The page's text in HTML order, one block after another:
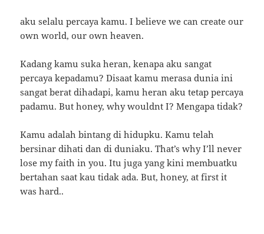
aku selalu percaya kamu. I believe we can create our
own world, our own heaven.
Kadang kamu suka heran, kenapa aku sangat
percaya kepadamu? Disaat kamu merasa dunia ini
sangat berat dihadapi, kamu heran aku tetap percaya
padamu. But honey, why wouldnt I? Mengapa tidak?
Kamu adalah bintang di hidupku. Kamu telah
bersinar dihati dan di duniaku. That’s why I’ll never
lose my faith in you. Itu juga yang kini membuatku
bertahan saat kau tidak ada. But, honey, at first it
was hard..